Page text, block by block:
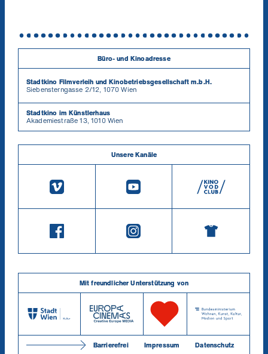
Büro- und Kinoadresse
Stadtkino Filmverleih und Kinobetriebsgesellschaft m.b.H.
Siebensterngasse 2/12, 1070 Wien
Stadtkino im Künstlerhaus
Akademiestraße 13, 1010 Wien
Unsere Kanäle
Mit freundlicher Unterstützung von
Barrierefrei Impressum Datenschutz